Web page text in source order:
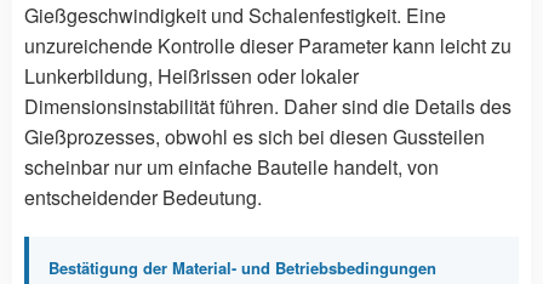
Gießgeschwindigkeit und Schalenfestigkeit. Eine
unzureichende Kontrolle dieser Parameter kann leicht zu
Lunkerbildung, Heißrissen oder lokaler
Dimensionsinstabilität führen. Daher sind die Details des
Gießprozesses, obwohl es sich bei diesen Gussteilen
scheinbar nur um einfache Bauteile handelt, von
entscheidender Bedeutung.
Bestätigung der Material- und Betriebsbedingungen